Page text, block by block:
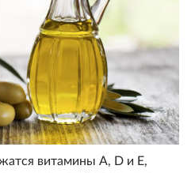
витамины А, D и Е,